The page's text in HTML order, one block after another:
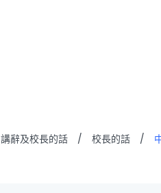
講辭及校長的話 / 校長的話 /